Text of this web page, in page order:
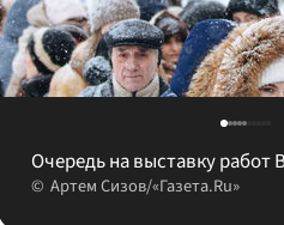
Очередь на выставку работ
Артем Сизов/«Газета.Ru»